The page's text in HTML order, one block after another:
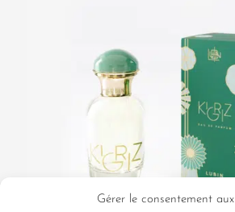
Gérer le consentement aux